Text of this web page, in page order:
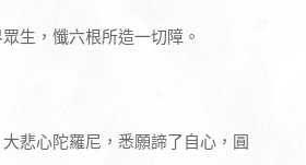
生，懺六根所造一切障。
悲心陀羅尼，悉願諦了自心，圓